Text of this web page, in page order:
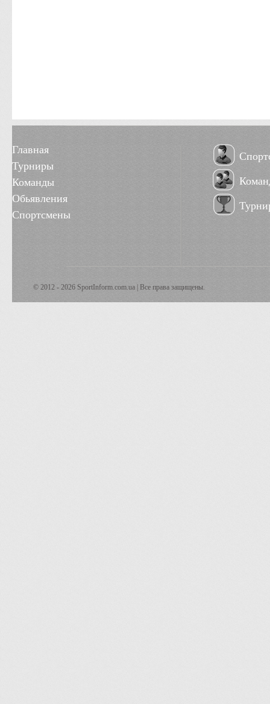
Главная
Турниры
Команды
Обьявления
Спортсмены
© 2012 - 2026 SportInform.com.ua | Все права защищены.